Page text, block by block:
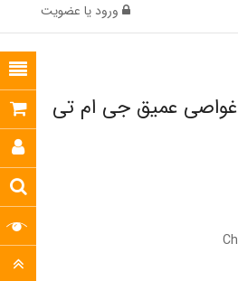
ورود یا عضویت
عمیق جی ام تی